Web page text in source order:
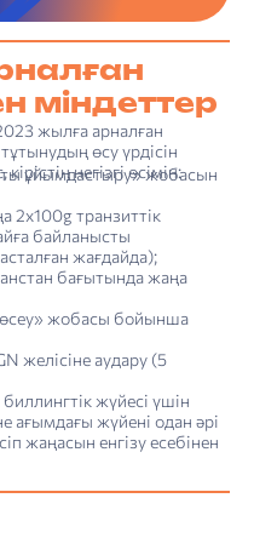
міндеттер
жылға арналған
өсу үрдісін
негізгі өсімін:
ұйымдастыру» жобасын
2х100g транзиттік
байланысты
жағдайда);
бағытында жаңа
жобасы бойынша
желісіне аудару (5
жүйесі үшін
ағымдағы жүйені одан әрі
жаңасын енгізу есебінен